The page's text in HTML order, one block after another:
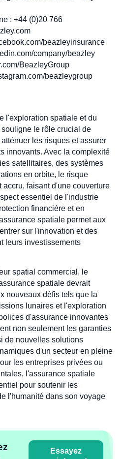
: +44 (0)20 766
beazleyinsurance
company/beazley
BeazleyGroup
beazleygroup
l'exploration spatiale et du
le rôle crucial de
les risques et assurer
innovants. Avec la complexité
satellitaires, des systèmes
en orbite, le risque
faisant d'une couverture
essentiel de l'industrie
financière et en
spatiale permet aux
sur l'innovation et des
leurs investissements
spatial commercial, le
spatiale devrait
nouveaux défis tels que la
lunaires et l'exploration
d'assurance innovantes
non seulement les garanties
de nouvelles solutions
d'un secteur en pleine
les entreprises privées ou
l'assurance spatiale
pour soutenir les
l'humanité dans son voyage
Essayez